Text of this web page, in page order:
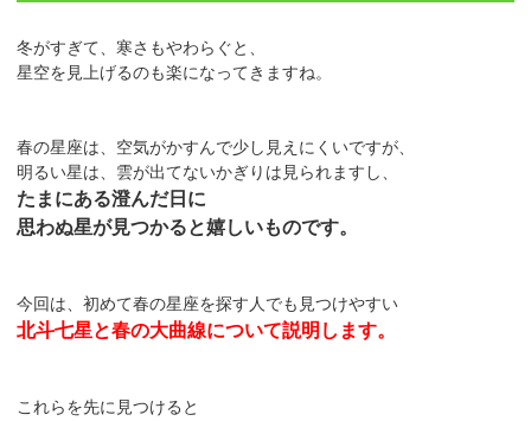
冬がすぎて、寒さもやわらぐと、
星空を見上げるのも楽になってきますね。
春の星座は、空気がかすんで少し見えにくいですが、
明るい星は、雲が出てないかぎりは見られますし、
たまにある澄んだ日に
思わぬ星が見つかると嬉しいものです。
今回は、初めて春の星座を探す人でも見つけやすい
北斗七星と春の大曲線について説明します。
これらを先に見つけると